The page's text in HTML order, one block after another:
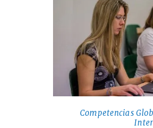
Competencias